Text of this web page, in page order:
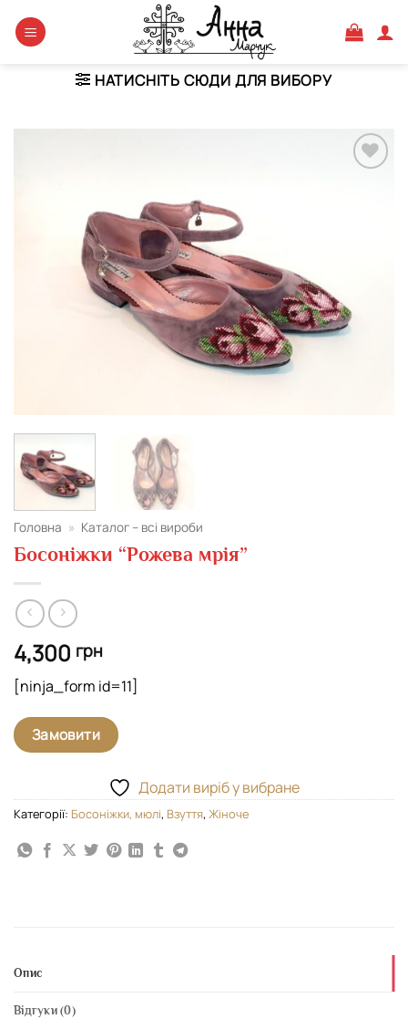
НАТИСНІТЬ СЮДИ ДЛЯ ВИБОРУ
Головна » Каталог – всі вироби
Босоніжки “Рожева мрія”
4,300 грн
[ninja_form id=11]
Замовити
Додати виріб у вибране
Категорії: Босоніжки, мюлі, Взуття, Жіноче
Опис
Відгуки (0)